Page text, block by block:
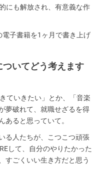
にも解放され、有意義な作
子書籍を1ヶ月で書き上げ
ついてどう考えます
ていきたい」とか、「音楽
夢破れて、就職せざるを得
あると思っていて。
る人たちが、こつこつ頑張
して、自分のやりたかった
すごくいい生き方だと思う